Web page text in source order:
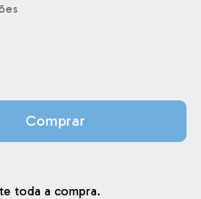
toda a compra.